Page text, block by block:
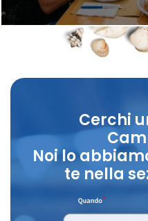
Cerchi
Noi lo
te nella